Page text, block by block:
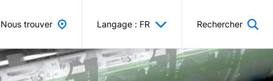
Nous trouver Langage : FR Rechercher